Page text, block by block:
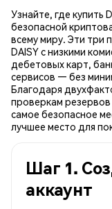
Узнайте, где купить
безопасной
всему миру. Эти три
DAISY с низкими
дебетовых карт,
сервисов — без
Благодаря
проверкам
самое безопасное
лучшее место для
Шаг 1.
аккаунт